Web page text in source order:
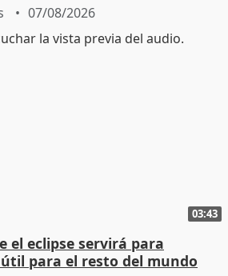
07/08/2026
03:43
el eclipse servirá para
para el resto del mundo